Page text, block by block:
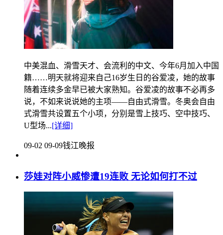
中美混血、滑雪天才、会流利的中文、今年6月加入中国
籍……明天就将迎来自己16岁生日的谷爱凌，她的故事
随着连续多金早已被大家熟知。谷爱凌的故事不必再多
说，不如来说说她的主项——自由式滑雪。冬奥会自由
式滑雪共设置五个小项，分别是雪上技巧、空中技巧、
U型场...[详细]
09-02 09-09钱江晚报
莎娃对阵小威惨遭19连败 无论如何打不过